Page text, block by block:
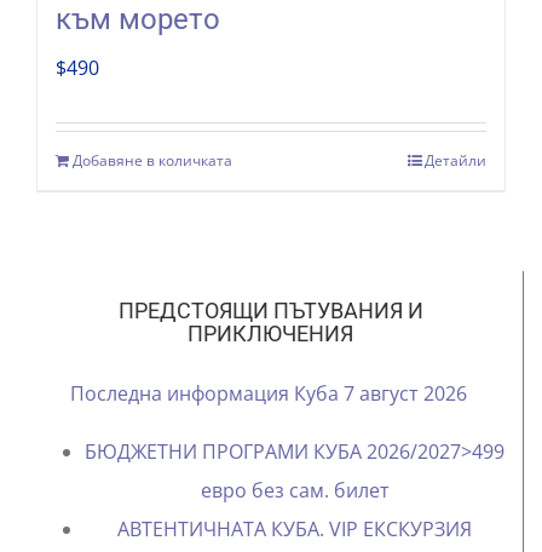
към морето
$490
Добавяне в количката Детайли
ПРЕДСТОЯЩИ ПЪТУВАНИЯ И
ПРИКЛЮЧЕНИЯ
Последна информация Куба 7 август 2026
БЮДЖЕТНИ ПРОГРАМИ КУБА 2026/2027>499
евро без сам. билет
АВТЕНТИЧНАТА КУБА. VIP ЕКСКУРЗИЯ